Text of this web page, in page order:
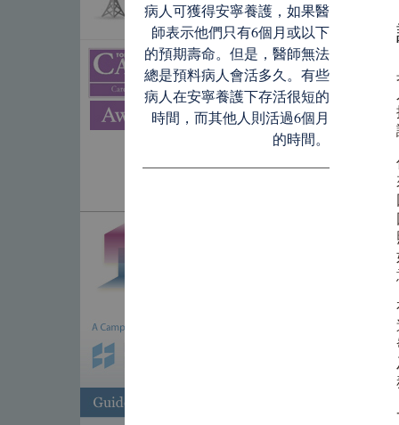
病人可獲得安寧養護，如果醫
師表示他們只有6個月或以下
的預期壽命。但是，醫師無法
總是預料病人會活多久。有些
病人在安寧養護下存活很短的
時間，而其他人則活過6個月
的時間。